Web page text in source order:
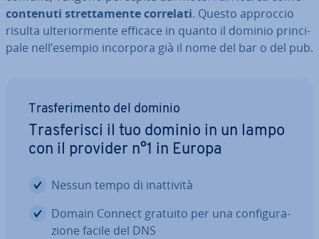
contenuti stret­ta­men­te correlati. Questo approccio
risulta ul­te­rior­men­te efficace in quanto il dominio prin­ci­
pa­le nell’esempio incorpora già il nome del bar o del pub.
Tra­sfe­ri­men­to del dominio
Tra­sfe­ri­sci il tuo dominio in un lampo
con il provider n°1 in Europa
Nessun tempo di inat­ti­vi­tà
Domain Connect gratuito per una con­fi­gu­ra­
zio­ne facile del DNS